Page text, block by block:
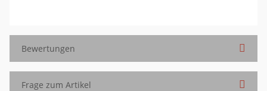
Bewertungen
Frage zum Artikel